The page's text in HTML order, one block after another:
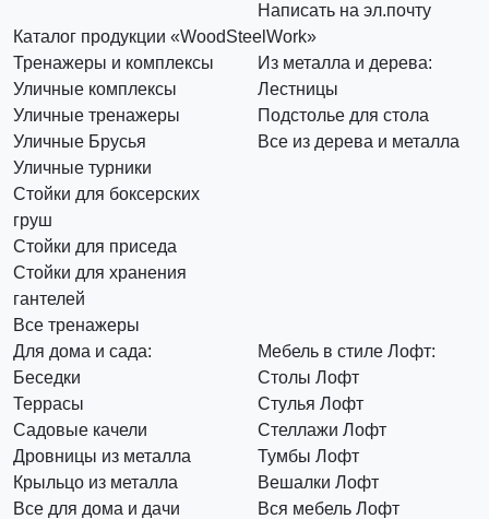
Написать на эл.почту
Каталог продукции «WoodSteelWork»
Тренажеры и комплексы
Уличные комплексы
Уличные тренажеры
Уличные Брусья
Уличные турники
Стойки для боксерских
груш
Стойки для приседа
Стойки для хранения
гантелей
Все тренажеры
Из металла и дерева:
Лестницы
Подстолье для стола
Все из дерева и металла
Для дома и сада:
Беседки
Террасы
Садовые качели
Дровницы из металла
Крыльцо из металла
Все для дома и дачи
Мебель в стиле Лофт:
Столы Лофт
Стулья Лофт
Стеллажи Лофт
Тумбы Лофт
Вешалки Лофт
Вся мебель Лофт